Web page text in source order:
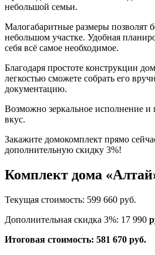
небольшой семьи.
Малогабаритные размеры позволят
небольшом участке. Удобная
себя всё самое необходимое.
Благодаря простоте конструкции
легкостью сможете собрать его
документацию.
Возможно зеркальное исполнение и
вкус.
Закажите домокомплект прямо
дополнительную скидку 3%!
Комплект дома
Текущая стоимость: 599 660 руб.
Дополнительная скидка 3%: 17 990
Итоговая стоимость: 581 670 руб.